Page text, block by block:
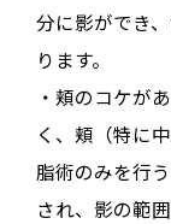
分に影ができ
ります。
・頬のコケが
く、頬（特に
脂術のみを行
され、影の範